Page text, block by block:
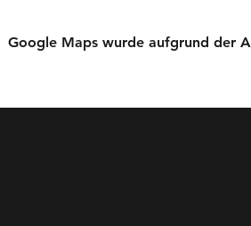
Google Maps wurde aufgrund der